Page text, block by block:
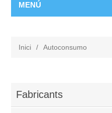
MENÚ
Inici / Autoconsumo
Fabricants